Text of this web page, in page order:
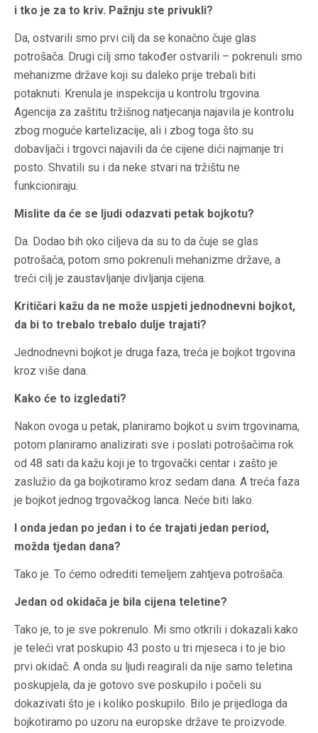
i tko je za to kriv. Pažnju ste privukli?
Da, ostvarili smo prvi cilj da se konačno čuje glas
potrošača. Drugi cilj smo također ostvarili – pokrenuli smo
mehanizme države koji su daleko prije trebali biti
potaknuti. Krenula je inspekcija u kontrolu trgovina.
Agencija za zaštitu tržišnog natjecanja najavila je kontrolu
zbog moguće kartelizacije, ali i zbog toga što su
dobavljači i trgovci najavili da će cijene dići najmanje tri
posto. Shvatili su i da neke stvari na tržištu ne
funkcioniraju.
Mislite da će se ljudi odazvati petak bojkotu?
Da. Dodao bih oko ciljeva da su to da čuje se glas
potrošača, potom smo pokrenuli mehanizme države, a
treći cilj je zaustavljanje divljanja cijena.
Kritičari kažu da ne može uspjeti jednodnevni bojkot,
da bi to trebalo trebalo dulje trajati?
Jednodnevni bojkot je druga faza, treća je bojkot trgovina
kroz više dana.
Kako će to izgledati?
Nakon ovoga u petak, planiramo bojkot u svim trgovinama,
potom planiramo analizirati sve i poslati potrošačima rok
od 48 sati da kažu koji je to trgovački centar i zašto je
zaslužio da ga bojkotiramo kroz sedam dana. A treća faza
je bojkot jednog trgovačkog lanca. Neće biti lako.
I onda jedan po jedan i to će trajati jedan period,
možda tjedan dana?
Tako je. To ćemo odrediti temeljem zahtjeva potrošača.
Jedan od okidača je bila cijena teletine?
Tako je, to je sve pokrenulo. Mi smo otkrili i dokazali kako
je teleći vrat poskupio 43 posto u tri mjeseca i to je bio
prvi okidač. A onda su ljudi reagirali da nije samo teletina
poskupjela, da je gotovo sve poskupilo i počeli su
dokazivati što je i koliko poskupilo. Bilo je prijedloga da
bojkotiramo po uzoru na europske države te proizvode.